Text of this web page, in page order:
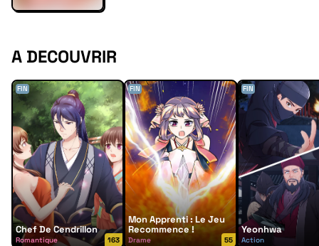
A DECOUVRIR
FIN
Chef De Cendrillon
Romantique 163
FIN
Mon Apprenti : Le Jeu
Recommence !
Drame 55
FIN
Yeonhwa
Action